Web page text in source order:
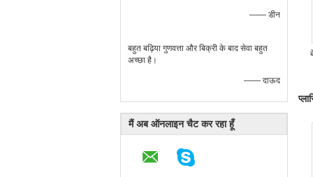
—— डीन
बहुत बढ़िया गुणवत्ता और बिक्री के बाद सेवा बहुत
अच्छा है।
—— दाऊद
मैं अब ऑनलाइन चैट कर रहा हूँ